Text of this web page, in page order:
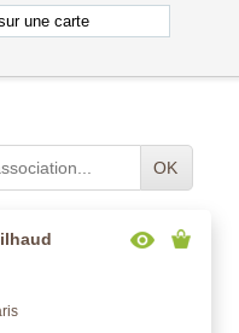
une carte
OK